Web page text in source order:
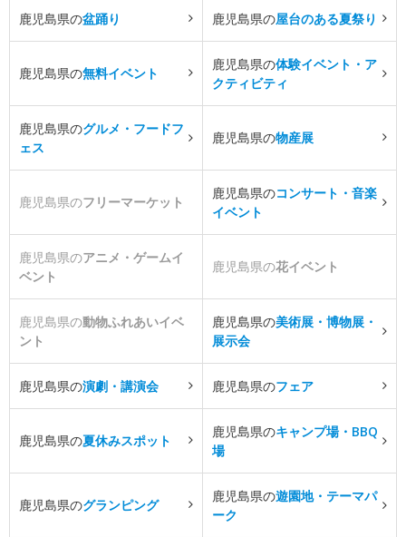
鹿児島県の盆踊り 鹿児島県の屋台のある夏祭り
鹿児島県の無料イベント
鹿児島県の体験イベント・ア
クティビティ
鹿児島県のグルメ・フードフ
ェス
鹿児島県の物産展
鹿児島県のフリーマーケット
鹿児島県のコンサート・音楽
イベント
鹿児島県のアニメ・ゲームイ
ベント
鹿児島県の花イベント
鹿児島県の動物ふれあいイベ
ント
鹿児島県の美術展・博物展・
展示会
鹿児島県の演劇・講演会 鹿児島県のフェア
鹿児島県の夏休みスポット
鹿児島県のキャンプ場・BBQ
場
鹿児島県のグランピング
鹿児島県の遊園地・テーマパ
ーク